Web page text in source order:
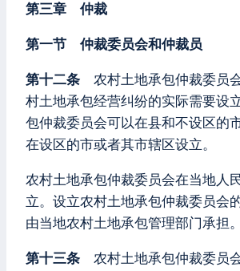
第三章 仲裁
第一节 仲裁委员会和仲裁员
第十二条 农村土地承包仲裁委员
村土地承包经营纠纷的实际需要设
包仲裁委员会可以在县和不设区的
在设区的市或者其市辖区设立。
农村土地承包仲裁委员会在当地人
立。设立农村土地承包仲裁委员会
由当地农村土地承包管理部门承担。
第十三条 农村土地承包仲裁委员